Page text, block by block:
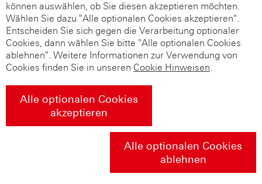
können auswählen, ob Sie diesen akzeptieren möchten.
Wählen Sie dazu "Alle optionalen Cookies akzeptieren".
Entscheiden Sie sich gegen die Verarbeitung optionaler
Cookies, dann wählen Sie bitte "Alle optionalen Cookies
ablehnen". Weitere Informationen zur Verwendung von
Cookies finden Sie in unseren Cookie Hinweisen.
Alle optionalen Cookies
akzeptieren
Alle optionalen Cookies
ablehnen